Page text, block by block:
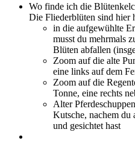
Wo finde ich die
Die Fliederblüten sind hier
in die aufgewühlte
musst du mehrmals
Blüten abfallen
Zoom auf die alte
eine links auf dem
Zoom auf die
Tonne, eine rechts
Alter
Kutsche, nachem du
und gesichtet hast